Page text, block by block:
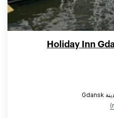
Holiday Inn